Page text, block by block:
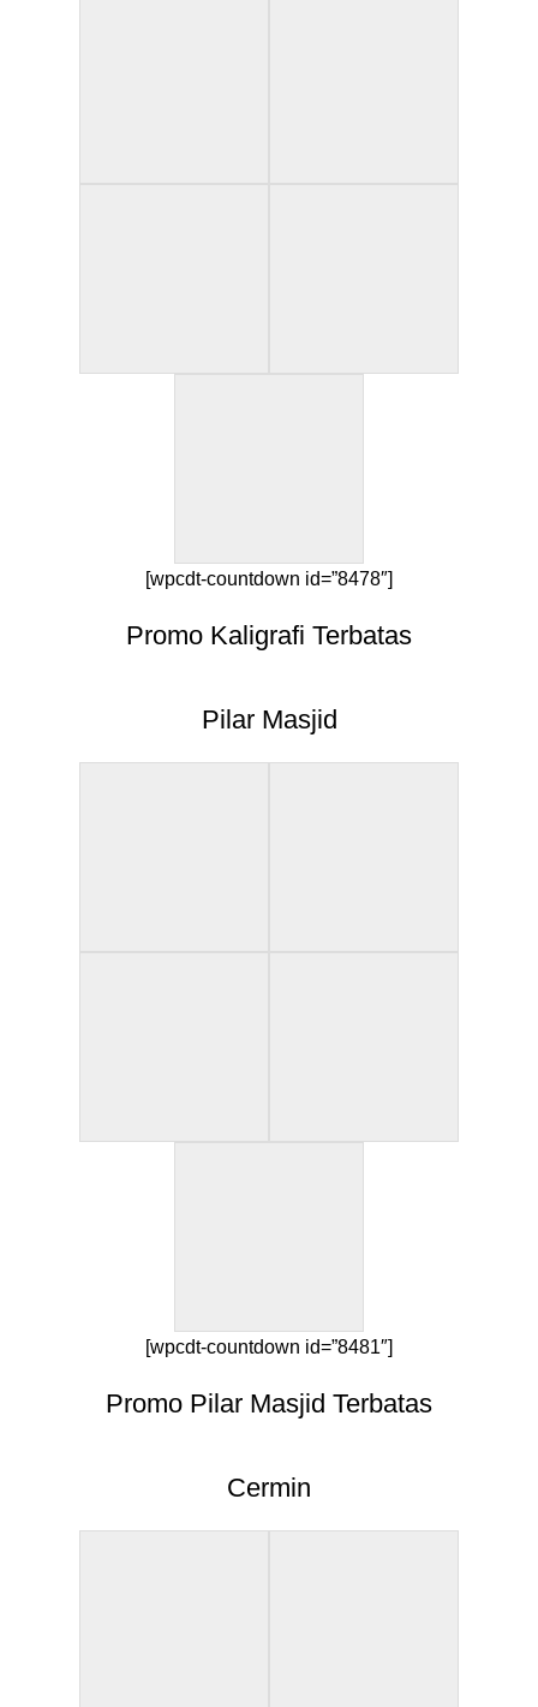
[wpcdt-countdown id=”8478″]
Promo Kaligrafi Terbatas
Pilar Masjid
[wpcdt-countdown id=”8481″]
Promo Pilar Masjid Terbatas
Cermin